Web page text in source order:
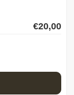
€20,00